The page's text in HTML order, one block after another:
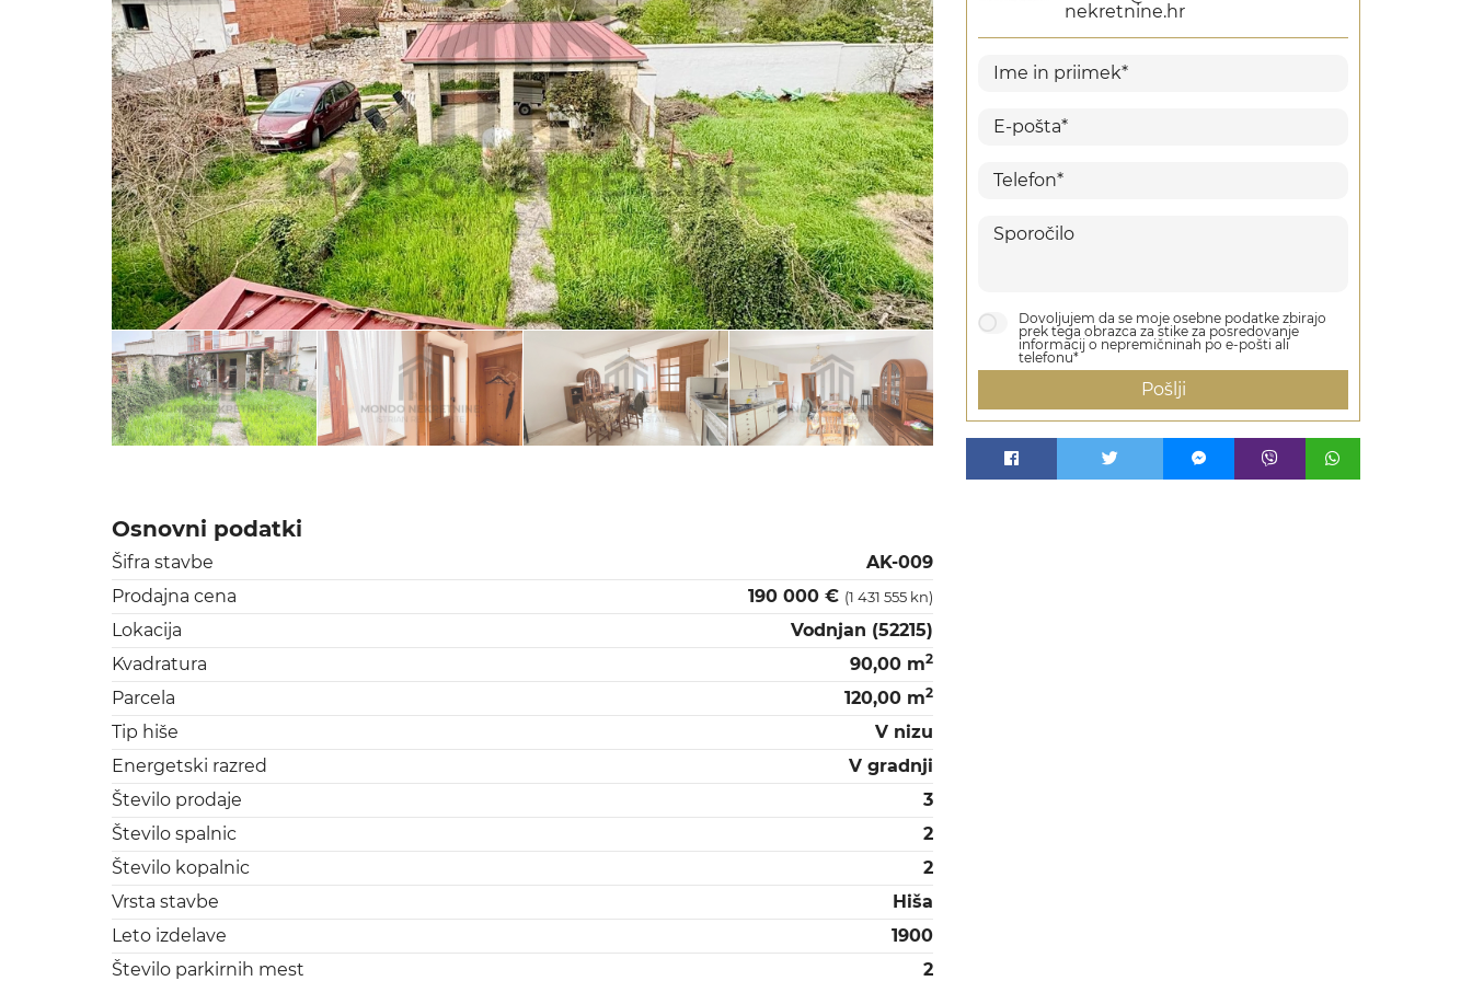
Osnovni podatki
Šifra stavbe
AK-009
Prodajna cena
190 000 € (1 431 555 kn)
Lokacija
Vodnjan (52215)
Kvadratura
90,00 m2
Parcela 120,00 m2
Tip hiše
V nizu
Energetski razred
V gradnji
Število prodaje
3
Število spalnic
2
Število kopalnic
2
Vrsta stavbe
Hiša
Leto izdelave
1900
Število parkirnih mest
2
nekretnine.hr
Dovoljujem da se moje osebne podatke zbirajo
prek tega obrazca za stike za posredovanje
informacij o nepremičninah po e-pošti ali
telefonu*
Pošlji